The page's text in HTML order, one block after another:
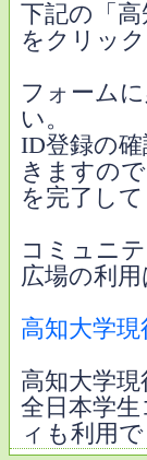
下記の「
をクリッ
フォーム
い。
ID登録の
きますの
を完了し
コミュニ
広場の利
高知大学
高知大学
全日本学
ィも利用